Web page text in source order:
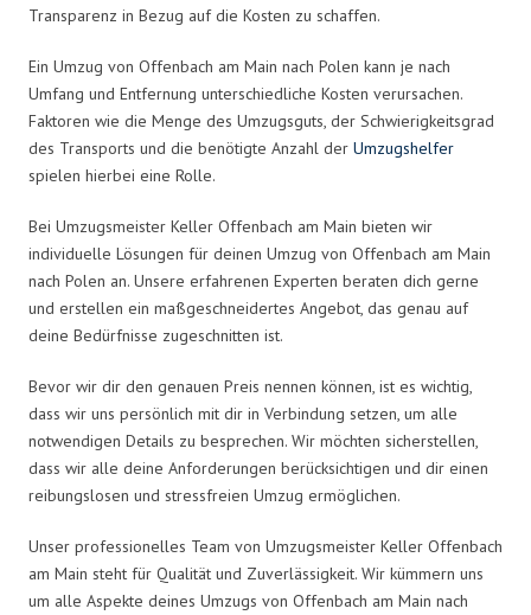
Transparenz in Bezug auf die Kosten zu schaffen.
Ein Umzug von Offenbach am Main nach Polen kann je nach
Umfang und Entfernung unterschiedliche Kosten verursachen.
Faktoren wie die Menge des Umzugsguts, der Schwierigkeitsgrad
des Transports und die benötigte Anzahl der Umzugshelfer
spielen hierbei eine Rolle.
Bei Umzugsmeister Keller Offenbach am Main bieten wir
individuelle Lösungen für deinen Umzug von Offenbach am Main
nach Polen an. Unsere erfahrenen Experten beraten dich gerne
und erstellen ein maßgeschneidertes Angebot, das genau auf
deine Bedürfnisse zugeschnitten ist.
Bevor wir dir den genauen Preis nennen können, ist es wichtig,
dass wir uns persönlich mit dir in Verbindung setzen, um alle
notwendigen Details zu besprechen. Wir möchten sicherstellen,
dass wir alle deine Anforderungen berücksichtigen und dir einen
reibungslosen und stressfreien Umzug ermöglichen.
Unser professionelles Team von Umzugsmeister Keller Offenbach
am Main steht für Qualität und Zuverlässigkeit. Wir kümmern uns
um alle Aspekte deines Umzugs von Offenbach am Main nach